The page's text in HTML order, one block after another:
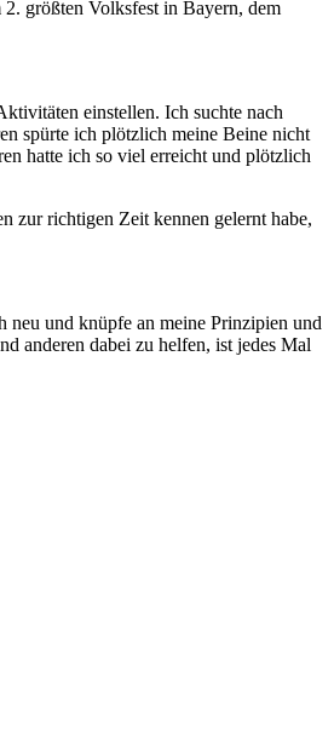
größten Volksfest in Bayern, dem
einstellen. Ich suchte nach
spürte ich plötzlich meine Beine nicht
hatte ich so viel erreicht und plötzlich
zur richtigen Zeit kennen gelernt habe,
neu und knüpfe an meine Prinzipien und
anderen dabei zu helfen, ist jedes Mal